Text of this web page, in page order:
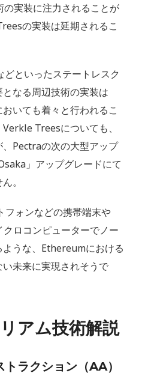
の実装に注力されることが
の実装は延期されるこ
といったステートレスク
なる周辺技術の実装は
いても着々と行われるこ
Treesについても、
Pectraの次の大型アップ
」アップグレードにて
。
フォンなどの携帯端末や
ロコンピューターでノー
ような、Ethereumにおける
未来に実現されそうで
アム技術解説
ラクション（AA）